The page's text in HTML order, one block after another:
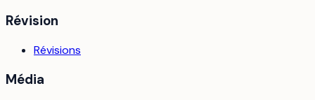
Révision
Révisions
Média